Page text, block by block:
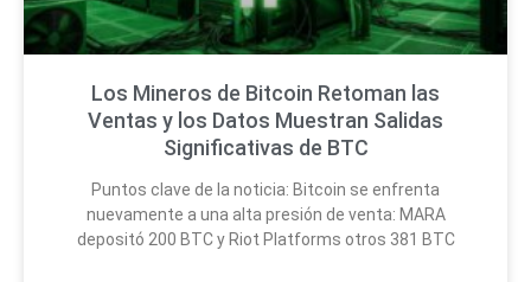
Los Mineros de Bitcoin Retoman las
Ventas y los Datos Muestran Salidas
Significativas de BTC
Puntos clave de la noticia: Bitcoin se enfrenta
nuevamente a una alta presión de venta: MARA
depositó 200 BTC y Riot Platforms otros 381 BTC